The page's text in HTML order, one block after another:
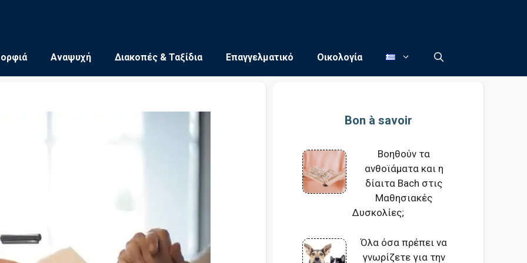
Αναψυχή Διακοπές & Ταξίδια Επαγγελματικό Οικολογία
Bon à savoir
Βοηθούν τα
ανθοϊάματα και η
δίαιτα Bach στις
Μαθησιακές
Δυσκολίες;
Όλα όσα πρέπει να
γνωρίζετε για την